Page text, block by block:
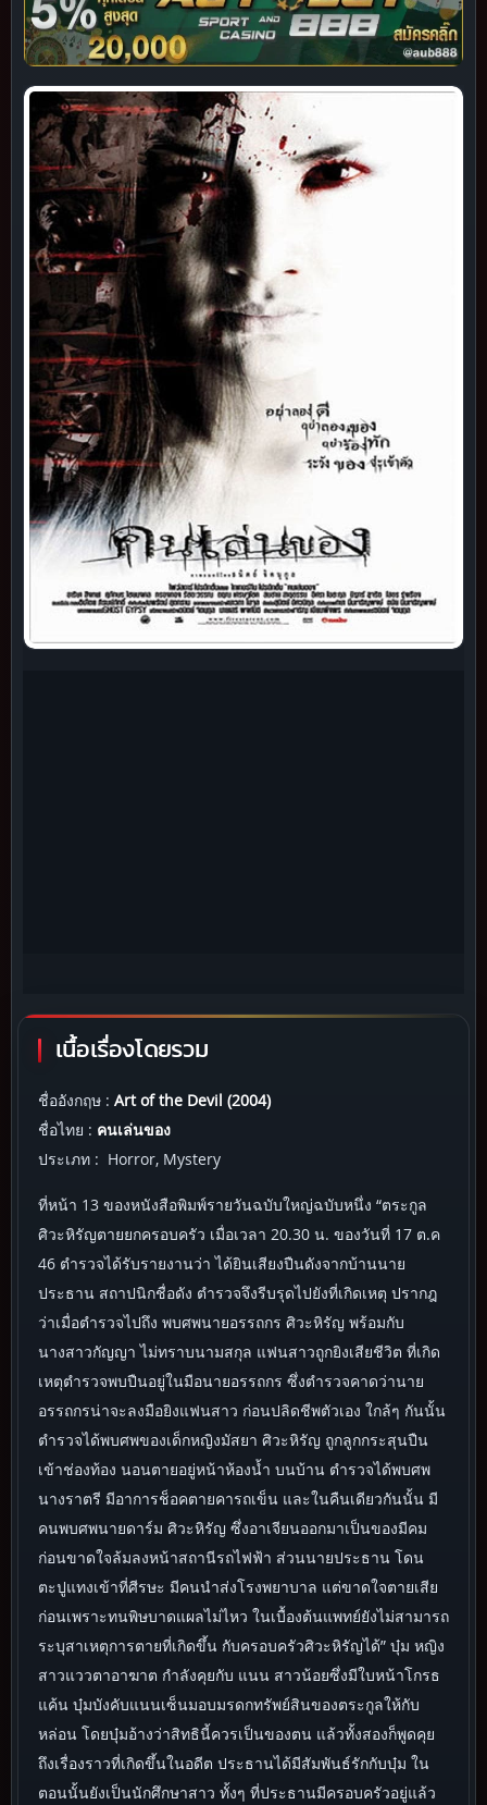
เนื้อเรื่องโดยรวม
ชื่ออังกฤษ : Art of the Devil (2004)
ชื่อไทย : คนเล่นของ
ประเภท : Horror, Mystery
ที่หน้า 13 ของหนังสือพิมพ์รายวันฉบับใหญ่ฉบับหนึ่ง “ตระกูล
ศิวะหิรัญตายยกครอบครัว เมื่อเวลา 20.30 น. ของวันที่ 17 ต.ค
46 ตำรวจได้รับรายงานว่า ได้ยินเสียงปืนดังจากบ้านนาย
ประธาน สถาปนิกชื่อดัง ตำรวจจึงรีบรุดไปยังที่เกิดเหตุ ปรากฎ
ว่าเมื่อตำรวจไปถึง พบศพนายอรรถกร ศิวะหิรัญ พร้อมกับ
นางสาวกัญญา ไม่ทราบนามสกุล แฟนสาวถูกยิงเสียชีวิต ที่เกิด
เหตุตำรวจพบปืนอยู่ในมือนายอรรถกร ซึ่งตำรวจคาดว่านาย
อรรถกรน่าจะลงมือยิงแฟนสาว ก่อนปลิดชีพตัวเอง ใกล้ๆ กันนั้น
ตำรวจได้พบศพของเด็กหญิงมัสยา ศิวะหิรัญ ถูกลูกกระสุนปืน
เข้าช่องท้อง นอนตายอยู่หน้าห้องน้ำ บนบ้าน ตำรวจได้พบศพ
นางราตรี มีอาการช็อคตายคารถเข็น และในคืนเดียวกันนั้น มี
คนพบศพนายดาร์ม ศิวะหิรัญ ซึ่งอาเจียนออกมาเป็นของมีคม
ก่อนขาดใจล้มลงหน้าสถานีรถไฟฟ้า ส่วนนายประธาน โดน
ตะปูแทงเข้าที่ศีรษะ มีคนนำส่งโรงพยาบาล แต่ขาดใจตายเสีย
ก่อนเพราะทนพิษบาดแผลไม่ไหว ในเบื้องต้นแพทย์ยังไม่สามารถ
ระบุสาเหตุการตายที่เกิดขึ้น กับครอบครัวศิวะหิรัญได้” บุ๋ม หญิง
สาวแววตาอาฆาต กำลังคุยกับ แนน สาวน้อยซึ่งมีใบหน้าโกรธ
แค้น บุ๋มบังคับแนนเซ็นมอบมรดกทรัพย์สินของตระกูลให้กับ
หล่อน โดยบุ๋มอ้างว่าสิทธินี้ควรเป็นของตน แล้วทั้งสองก็พูดคุย
ถึงเรื่องราวที่เกิดขึ้นในอดีต ประธานได้มีสัมพันธ์รักกับบุ๋ม ใน
ตอนนั้นยังเป็นนักศึกษาสาว ทั้งๆ ที่ประธานมีครอบครัวอยู่แล้ว